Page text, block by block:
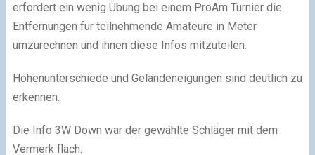
erfordert ein wenig Übung bei einem ProAm Turnier die
Entfernungen für teilnehmende Amateure in Meter
umzurechnen und ihnen diese Infos mitzuteilen.
Höhenunterschiede und Geländeneigungen sind deutlich zu
erkennen.
Die Info 3W Down war der gewählte Schläger mit dem
Vermerk flach.